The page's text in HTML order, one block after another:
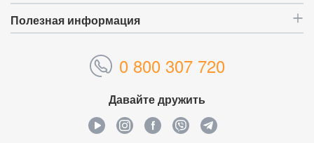
Полезная информация
0 800 307 720
Давайте дружить